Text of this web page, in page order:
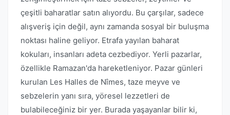
çeşitli baharatlar satın alıyordu. Bu çarşılar, sadece
alışveriş için değil, aynı zamanda sosyal bir buluşma
noktası haline geliyor. Etrafa yayılan baharat
kokuları, insanları adeta cezbediyor. Yerli pazarlar,
özellikle Ramazan'da hareketleniyor. Pazar günleri
kurulan Les Halles de Nîmes, taze meyve ve
sebzelerin yanı sıra, yöresel lezzetleri de
bulabileceğiniz bir yer. Burada yaşayanlar bilir ki,